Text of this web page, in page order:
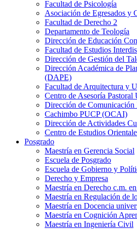
Facultad de Psicología
Asociación de Egresados y
Facultad de Derecho 2
Departamento de Teología
Dirección de Educación
Facultad de Estudios
Dirección de Gestión del
Dirección Académica de
(DAPE)
Facultad de Arquitectura y
Centro de Asesoría
Dirección de
Cachimbo PUCP (OCAI)
Dirección de Actividades
Centro de Estudios
Posgrado
Maestría en Gerencia Social
Escuela de Posgrado
Escuela de Gobierno y
Derecho y Empresa
Maestría en Derecho c.m.
Maestría en Regulación de
Maestría en Docencia
Maestría en Cognición
Maestría en Ingeniería Civil